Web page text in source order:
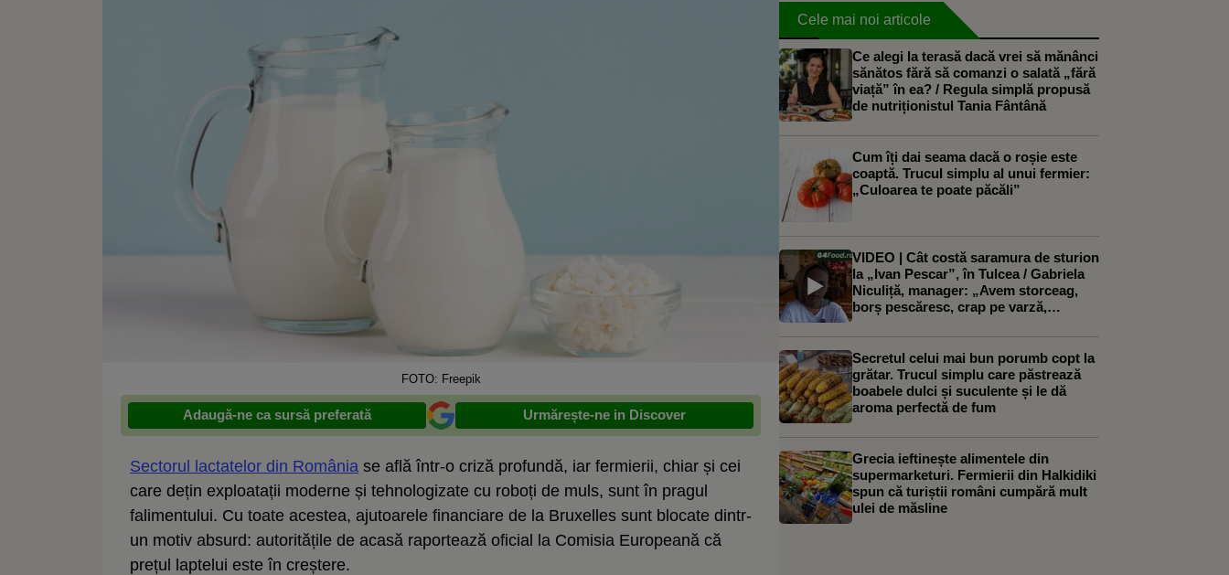
FOTO: Freepik
Adaugă-ne ca sursă preferată Urmărește-ne in Discover
Sectorul lactatelor din România se află într-o criză profundă, iar fermierii, chiar și cei
care dețin exploatații moderne și tehnologizate cu roboți de muls, sunt în pragul
falimentului. Cu toate acestea, ajutoarele financiare de la Bruxelles sunt blocate dintr-
un motiv absurd: autoritățile de acasă raportează oficial la Comisia Europeană că
prețul laptelui este în creștere.
Cele mai noi articole
Ce alegi la terasă dacă vrei să mănânci
sănătos fără să comanzi o salată „fără
viață” în ea? / Regula simplă propusă
de nutriționistul Tania Fântână
Cum îți dai seama dacă o roșie este
coaptă. Trucul simplu al unui fermier:
„Culoarea te poate păcăli”
VIDEO | Cât costă saramura de sturion
la „Ivan Pescar”, în Tulcea / Gabriela
Niculiță, manager: „Avem storceag,
borș pescăresc, crap pe varză,
știucă. Cea mai căutată este saramura
de crap, apoi cea de sturion”
Secretul celui mai bun porumb copt la
grătar. Trucul simplu care păstrează
boabele dulci și suculente și le dă
aroma perfectă de fum
Grecia ieftinește alimentele din
supermarketuri. Fermierii din Halkidiki
spun că turiștii români cumpără mult
ulei de măsline